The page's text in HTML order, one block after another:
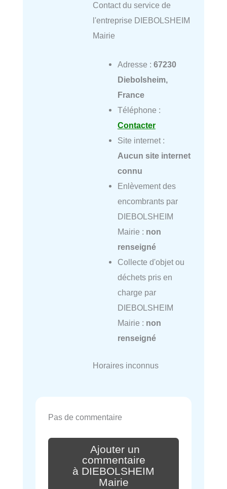
Contact du service de
l'entreprise DIEBOLSHEIM
Mairie
Adresse : 67230
Diebolsheim,
France
Téléphone :
Contacter
Site internet :
Aucun site internet
connu
Enlèvement des
encombrants par
DIEBOLSHEIM
Mairie : non
renseigné
Collecte d'objet ou
déchets pris en
charge par
DIEBOLSHEIM
Mairie : non
renseigné
Horaires inconnus
Pas de commentaire
Ajouter un
commentaire
à DIEBOLSHEIM
Mairie